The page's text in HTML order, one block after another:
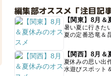
編集部オススメ「注目記
【関東】8月
暑い夏に行きた
夏の定番恐竜＆
【関西】8月
夏休みの思い出
水遊びスポット